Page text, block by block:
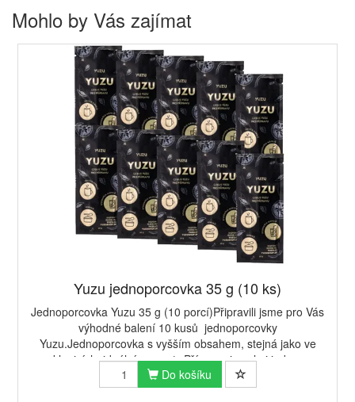
Mohlo by Vás zajímat
Yuzu jednoporcovka 35 g (10 ks)
Jednoporcovka Yuzu 35 g (10 porcí)Připravili jsme pro Vás
výhodné balení 10 kusů jednoporcovky
Yuzu.Jednoporcovka s vyšším obsahem, stejná jako ve
sklenicích, ideální na cesty.Příprava je velmi jedno...
Do košíku